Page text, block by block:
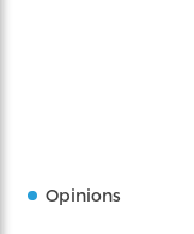
Opinions